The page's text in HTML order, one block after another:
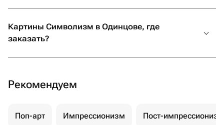
Картины Символизм в Одинцове, где
заказать?
Рекомендуем
Поп-арт Импрессионизм Пост-импрессионизм